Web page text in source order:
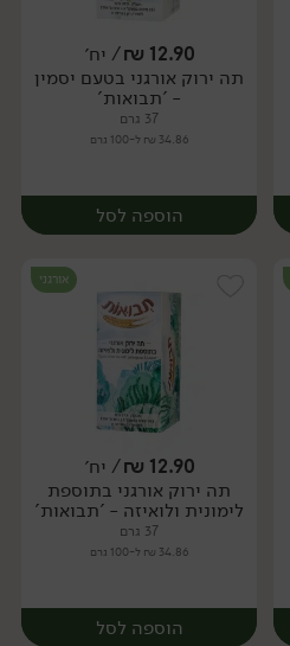
יח׳
12.90
₪/ יח׳
תה ירוק אורגני בטעם יסמין
- 'תבואות'
37 גרם
34.86 ₪ ל-100 גרם
הוספה לסל
יח׳
אורגני
12.90
₪/ יח׳
תה ירוק אורגני בתוספת
לימונית ולואיזה - 'תבואות'
37 גרם
34.86 ₪ ל-100 גרם
הוספה לסל